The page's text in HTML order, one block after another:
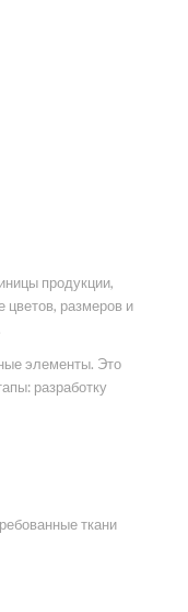
продукции,
цветов, размеров и
элементы. Это
разработку
ткани